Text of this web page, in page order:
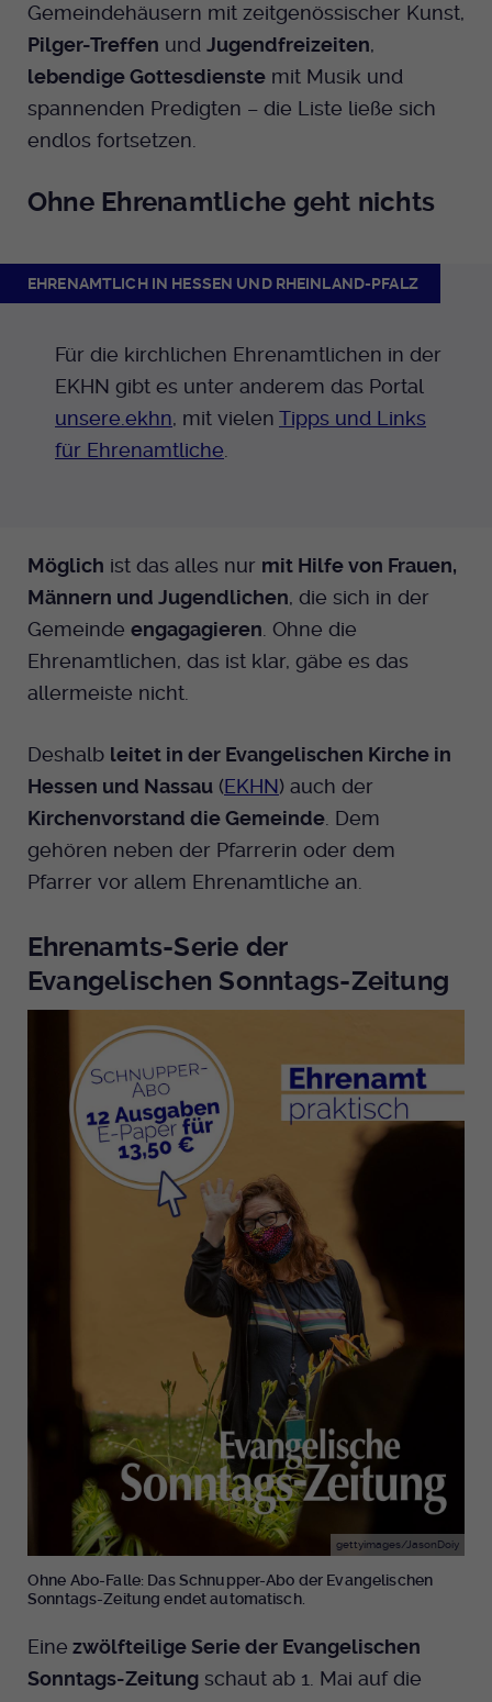
Gemeindehäusern mit zeitgenössischer Kunst,
Pilger-Treffen und Jugendfreizeiten,
lebendige Gottesdienste mit Musik und
spannenden Predigten – die Liste ließe sich
endlos fortsetzen.
Ohne Ehrenamtliche geht nichts
EHRENAMTLICH IN HESSEN UND RHEINLAND-PFALZ
Für die kirchlichen Ehrenamtlichen in der
EKHN gibt es unter anderem das Portal
unsere.ekhn, mit vielen Tipps und Links
für Ehrenamtliche
Möglich ist das alles nur mit Hilfe von Frauen,
Männern und Jugendlichen, die sich in der
Gemeinde engagagieren . Ohne die
Ehrenamtlichen, das ist klar, gäbe es das
allermeiste nicht.
Deshalb leitet in der Evangelischen Kirche in
Hessen und Nassau (EKHN) auch der
Kirchenvorstand die Gemeinde . Dem
gehören neben der Pfarrerin oder dem
Pfarrer vor allem Ehrenamtliche an.
Ehrenamts-Serie der
Evangelischen Sonntags-Zeitung
gettyimages/JasonDoiy
Ohne Abo-Falle: Das Schnupper-Abo der Evangelischen
Sonntags-Zeitung endet automatisch.
Eine zwölfteilige Serie der Evangelischen
Sonntags-Zeitung schaut ab 1. Mai auf die
Anbieter EKHN
Laufzeit Ende der Sitzung
Zweck
Notwendig zum sicheren Betrieb der
Webseite.
Name
Anbieter EKHN
gelöscht. Ansonsten 1 Monat.
Zweck
Dient zur Speicherung der Cookie Opt-In
nach dem Namen gibt lediglich eine